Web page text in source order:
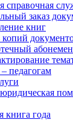
справочная
заказ
книг
копий
педагогам
юридическая
книга года